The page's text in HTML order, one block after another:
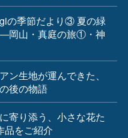
の季節だより③ 夏の緑
岡山・真庭の旅①・神
ン生地が運んできた、
後の物語
寄り添う、小さな花た
品をご紹介